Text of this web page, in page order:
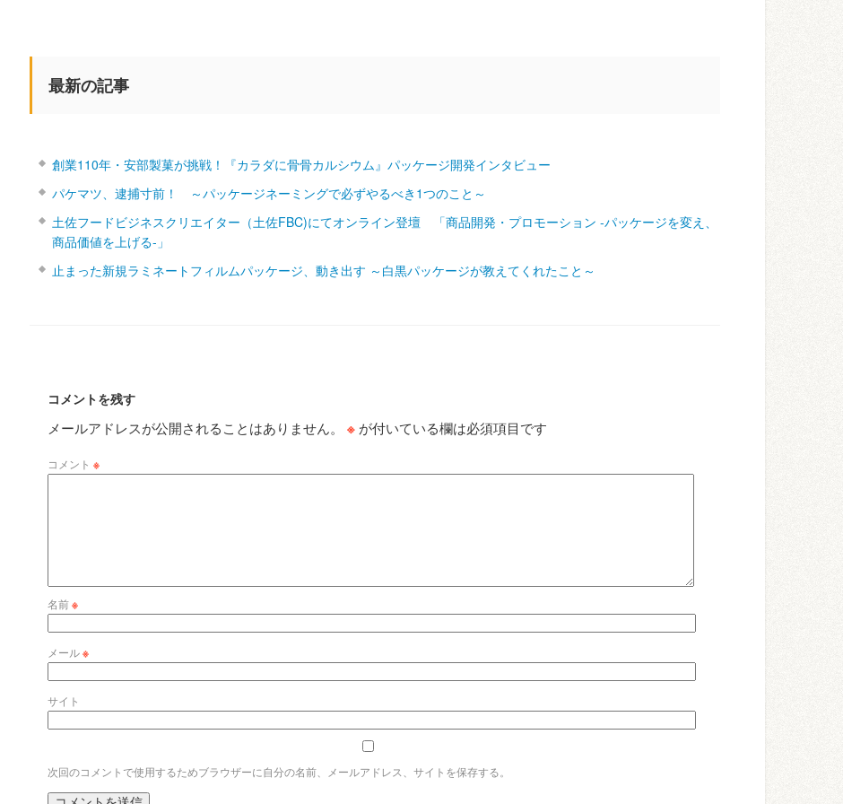
最新の記事
創業110年・安部製菓が挑戦！『カラダに骨骨カルシウム』パッケージ開発インタビュー
パケマツ、逮捕寸前！ ～パッケージネーミングで必ずやるべき1つのこと～
土佐フードビジネスクリエイター（土佐FBC)にてオンライン登壇 「商品開発・プロモーション ‐パッケージを変え、
商品価値を上げる‐」
止まった新規ラミネートフィルムパッケージ、動き出す ～白黒パッケージが教えてくれたこと～
コメントを残す
メールアドレスが公開されることはありません。 ※ が付いている欄は必須項目です
コメント ※
名前※
メール※
サイト
次回のコメントで使用するためブラウザーに自分の名前、メールアドレス、サイトを保存する。